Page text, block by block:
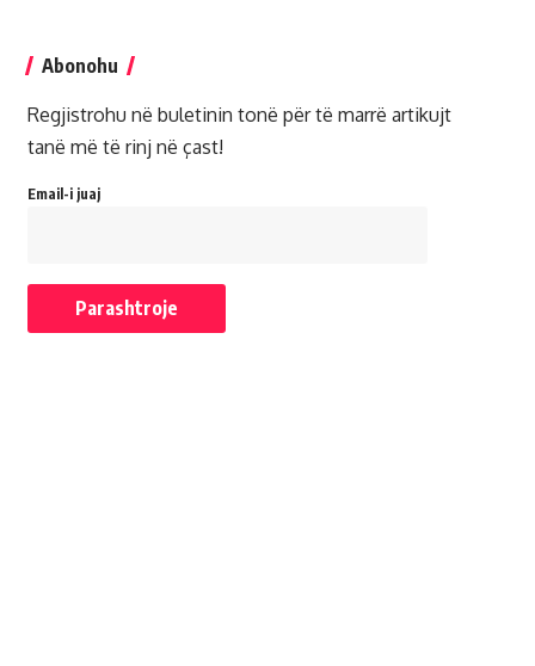
Abonohu
Regjistrohu në buletinin tonë për të marrë artikujt
tanë më të rinj në çast!
Email-i juaj